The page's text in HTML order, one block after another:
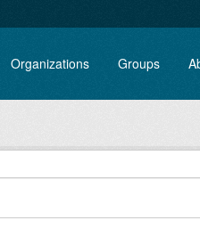
Organizations Groups